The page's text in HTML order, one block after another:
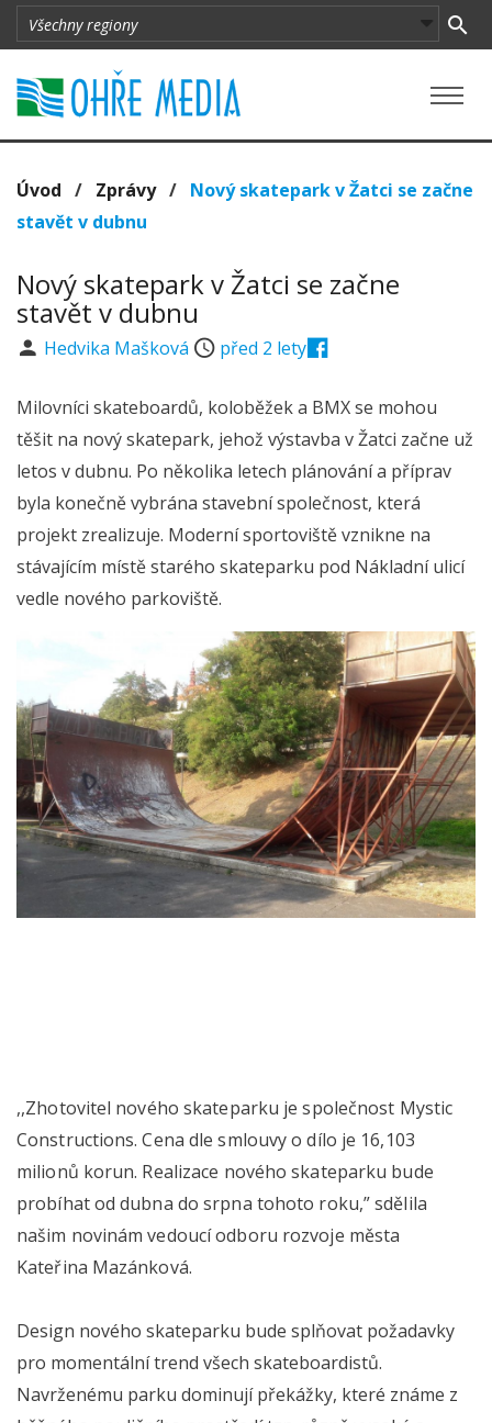
Úvod / Zprávy/ Nový skatepark v Žatci se začne
stavět v dubnu
Nový skatepark v Žatci se začne
stavět v dubnu
Hedvika Mašková před 2 lety
Milovníci skateboardů, koloběžek a BMX se mohou
těšit na nový skatepark, jehož výstavba v Žatci začne už
letos v dubnu. Po několika letech plánování a příprav
byla konečně vybrána stavební společnost, která
projekt zrealizuje. Moderní sportoviště vznikne na
stávajícím místě starého skateparku pod Nákladní ulicí
vedle nového parkoviště.
,,Zhotovitel nového skateparku je společnost Mystic
Constructions. Cena dle smlouvy o dílo je 16,103
milionů korun. Realizace nového skateparku bude
probíhat od dubna do srpna tohoto roku,” sdělila
našim novinám vedoucí odboru rozvoje města
Kateřina Mazánková.
Design nového skateparku bude splňovat požadavky
pro momentální trend všech skateboardistů.
Navrženému parku dominují překážky, které známe z